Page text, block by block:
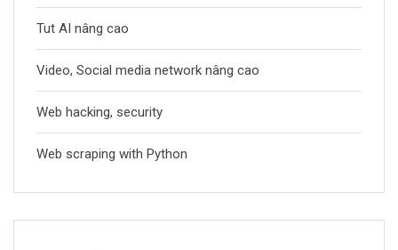
Tut AI nâng cao
Video, Social media network nâng cao
Web hacking, security
Web scraping with Python